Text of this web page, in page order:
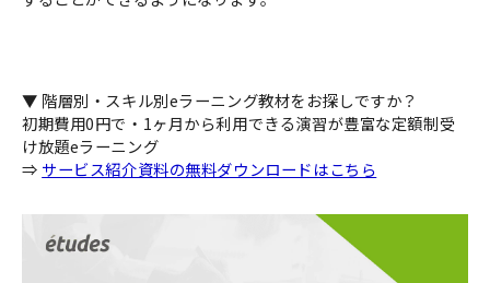
▼ 階層別・スキル別eラーニング教材をお探しですか？
初期費用0円で・1ヶ月から利用できる演習が豊富な定額制受
け放題eラーニング
⇒ サービス紹介資料の無料ダウンロードはこちら